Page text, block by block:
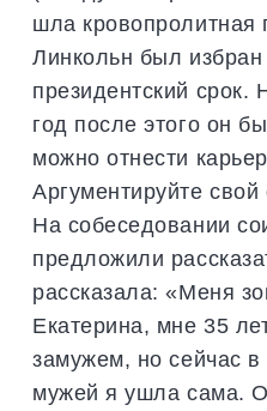
шла кровопролитная
Линкольн был избран
президентский срок.
год после этого он
можно отнести
Аргументируйте свой
На собеседовании
предложили
рассказала: «Меня
Екатерина, мне 35
замужем, но сейчас
мужей я ушла сама.